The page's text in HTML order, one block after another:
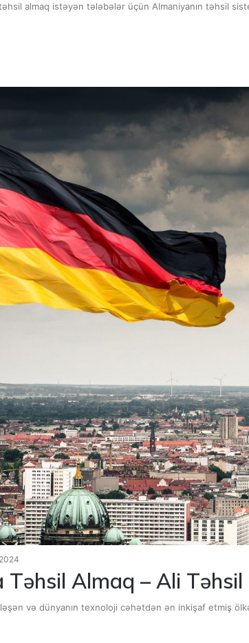
almaq istəyən tələbələr üçün Almaniyanın təhsil
Almaq – Ali Təhsil
və dünyanın texnoloji cəhətdən ən inkişaf etmiş